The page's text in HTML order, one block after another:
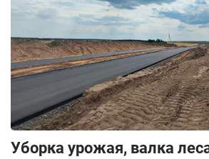
Уборка урожая, валка